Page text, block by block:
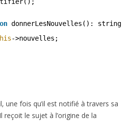
donnerLesNouvelles(): string
->nouvelles;
une fois qu’il est notifié à travers sa
le sujet à l’origine de la